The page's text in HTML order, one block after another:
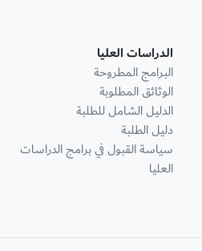
الدراسات العليا
البرامج المطروحة
الوثائق المطلوبة
الدليل الشامل للطلبة
دليل الطلبة
سياسة القبول في برامج الدراسات
العليا